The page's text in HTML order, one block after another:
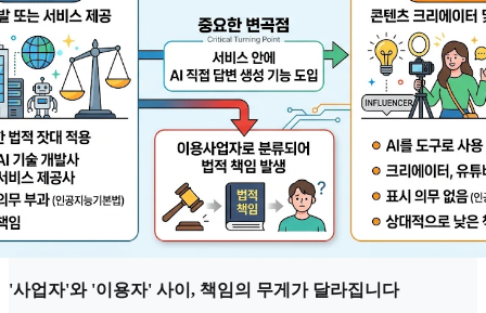
'사업자'와 '이용자' 사이, 책임의 무게가 달라집니다